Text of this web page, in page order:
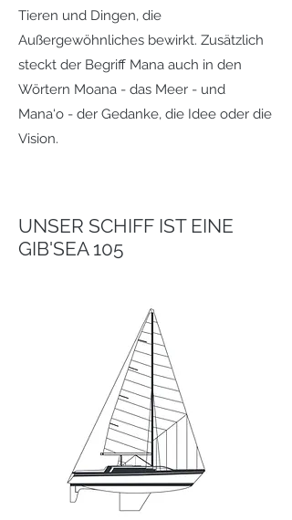
Tieren und Dingen, die
Außergewöhnliches bewirkt. Zusätzlich
steckt der Begriff Mana auch in den
Wörtern Moana - das Meer - und
Mana‘o - der Gedanke, die Idee oder die
Vision.
UNSER SCHIFF IST EINE
GIB'SEA 105